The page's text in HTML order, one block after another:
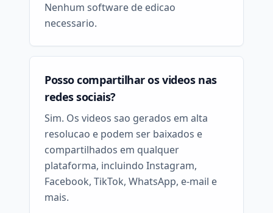
Nenhum software de edicao
necessario.
Posso compartilhar os videos nas
redes sociais?
Sim. Os videos sao gerados em alta
resolucao e podem ser baixados e
compartilhados em qualquer
plataforma, incluindo Instagram,
Facebook, TikTok, WhatsApp, e-mail e
mais.